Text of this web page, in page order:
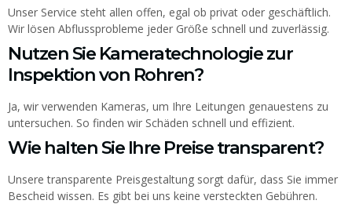
Unser Service steht allen offen, egal ob privat oder geschäftlich.
Wir lösen Abflussprobleme jeder Größe schnell und zuverlässig.
Nutzen Sie Kameratechnologie zur
Inspektion von Rohren?
Ja, wir verwenden Kameras, um Ihre Leitungen genauestens zu
untersuchen. So finden wir Schäden schnell und effizient.
Wie halten Sie Ihre Preise transparent?
Unsere transparente Preisgestaltung sorgt dafür, dass Sie immer
Bescheid wissen. Es gibt bei uns keine versteckten Gebühren.